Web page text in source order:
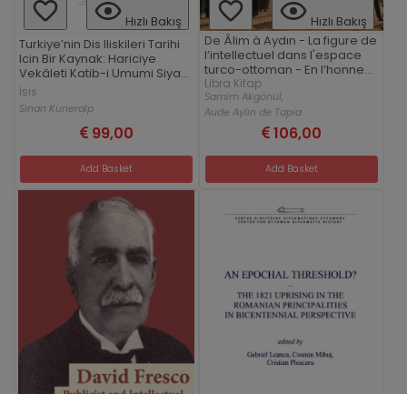
Hızlı Bakış
Turkiye’nin Dis Iliskileri Tarihi
Icin Bir Kaynak: Hariciye
Vekâleti Katib-i Umumi Siyasi
Muavini Zeki Kuneralp'in
Kaleme Aldigi Servis Notlari
(1957–1960)
İsis
Sinan Kuneralp
99,00
Add Basket
Hızlı Bakış
De Âlim à Aydın - La figure de
l’intellectuel dans l'espace
turco-ottoman - En l’honneur
de Johann Strauss
Libra Kitap
Samim Akgönül,
Aude Aylin de Tapia
106,00
Add Basket